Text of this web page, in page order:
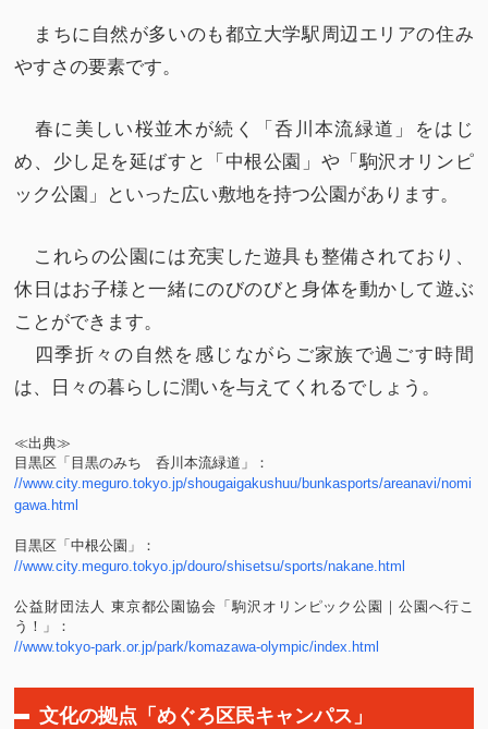
まちに自然が多いのも都立大学駅周辺エリアの住み
やすさの要素です。
春に美しい桜並木が続く「呑川本流緑道」をはじ
め、少し足を延ばすと「中根公園」や「駒沢オリンピ
ック公園」といった広い敷地を持つ公園があります。
これらの公園には充実した遊具も整備されており、
休日はお子様と一緒にのびのびと身体を動かして遊ぶ
ことができます。
四季折々の自然を感じながらご家族で過ごす時間
は、日々の暮らしに潤いを与えてくれるでしょう。
≪出典≫
目黒区「目黒のみち 呑川本流緑道」：
//www.city.meguro.tokyo.jp/shougaigakushuu/bunkasports/areanavi/nomi
gawa.html
目黒区「中根公園」：
//www.city.meguro.tokyo.jp/douro/shisetsu/sports/nakane.html
公益財団法人 東京都公園協会「駒沢オリンピック公園｜公園へ行こ
う！」：
//www.tokyo-park.or.jp/park/komazawa-olympic/index.html
文化の拠点「めぐろ区民キャンパス」